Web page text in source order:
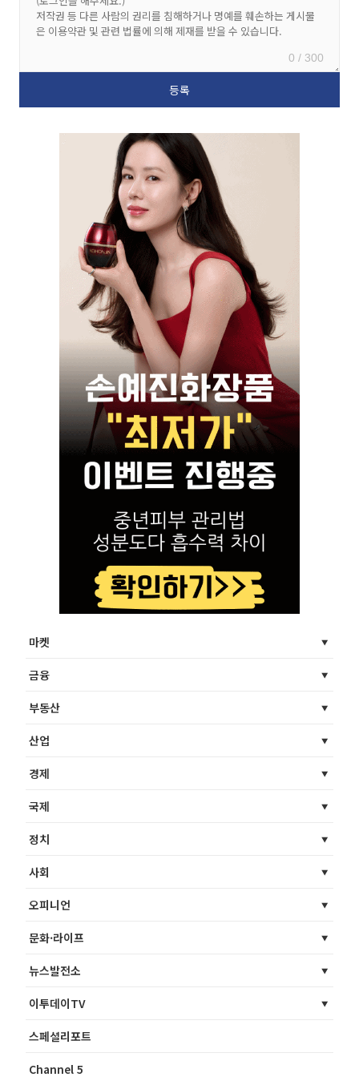
0 / 300
마켓
금융
부동산
산업
경제
국제
정치
사회
오피니언
문화·라이프
뉴스발전소
이투데이TV
스페셜리포트
Channel 5